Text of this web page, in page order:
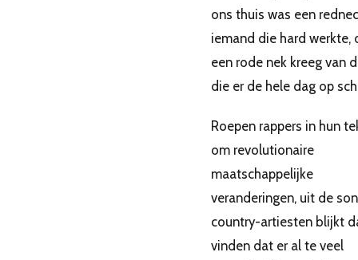
ons thuis was een
iemand die hard werkte,
een rode nek kreeg van
die er de hele dag op
Roepen rappers in hun
om revolutionaire
maatschappelijke
veranderingen, uit de
country-artiesten blijkt
vinden dat er al te veel